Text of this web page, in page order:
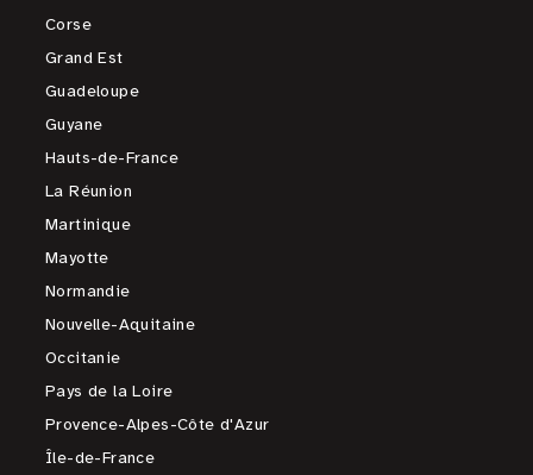
Corse
Grand Est
Guadeloupe
Guyane
Hauts-de-France
La Réunion
Martinique
Mayotte
Normandie
Nouvelle-Aquitaine
Occitanie
Pays de la Loire
Provence-Alpes-Côte d'Azur
Île-de-France